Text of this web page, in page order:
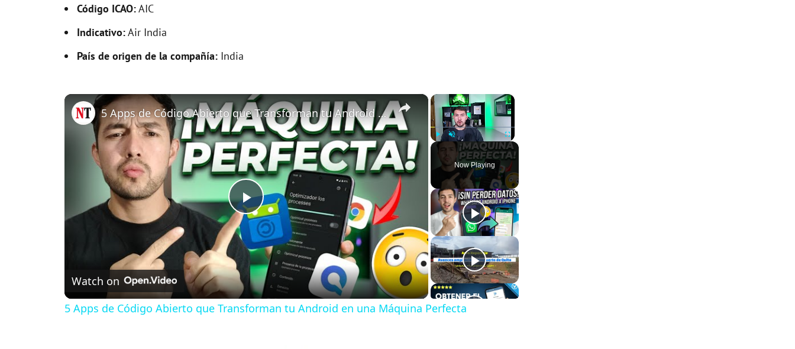
Código ICAO:AIC
Indicativo:Air India
País de origen de la compañía: India
×
Play Unmute Fullscreen
Now Playing
×
P
l
a
5 Apps de Código Abierto que Transforman tu Android en una Máquina Perfecta
Watch on
5 Apps de Código Abierto que Transforman tu Android en una Máquina Perfecta